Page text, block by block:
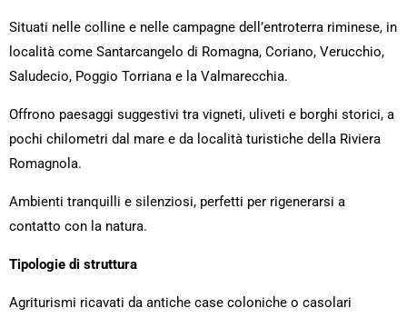
Situati nelle colline e nelle campagne dell’entroterra riminese, in
località come Santarcangelo di Romagna, Coriano, Verucchio,
Saludecio, Poggio Torriana e la Valmarecchia.
Offrono paesaggi suggestivi tra vigneti, uliveti e borghi storici, a
pochi chilometri dal mare e da località turistiche della Riviera
Romagnola.
Ambienti tranquilli e silenziosi, perfetti per rigenerarsi a
contatto con la natura.
Tipologie di struttura
Agriturismi ricavati da antiche case coloniche o casolari